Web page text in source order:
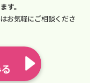
す。
お気軽にご相談くださ